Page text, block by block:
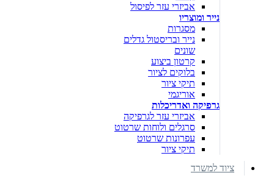
אביזרי עזר לפיסול
נייר ומוצריו
מסגרות
נייר ובריסטול גדלים
שונים
קרטון ביצוע
בלוקים לציור
תיקי ציור
אוריגמי
גרפיקה ואדריכלות
אביזרי עזר לגרפיקה
סרגלים ולוחות שרטוט
עפרונות שרטוט
תיקי ציור
ציוד למשרד